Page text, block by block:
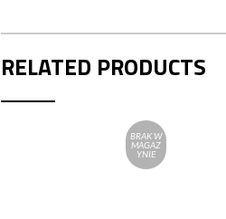
RELATED PRODUCTS
BRAK W
MAGAZ
YNIE